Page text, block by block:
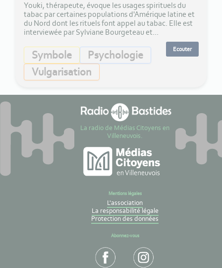
Youki, thérapeute, évoque les usages spirituels du
tabac par certaines populations d'Amérique latine et
du Nord dont les rituels font appel au tabac. Elle est
interviewée par Sylviane Bourgeteau et...
Symbole
Psychologie
Vulgarisation
Ecouter
La radio de Médias Citoyens en
Villeneuvois.
Mentions légales
L'association
La responsabilité légale
Protection des données
Abonnez-vous